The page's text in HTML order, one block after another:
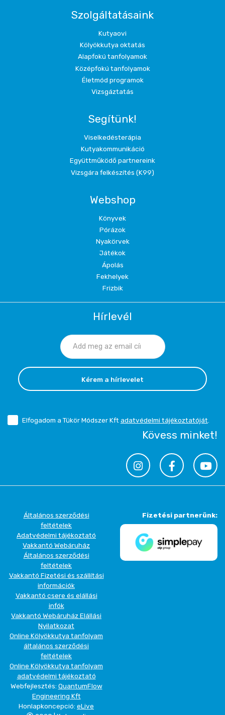
Szolgáltatásaink
Kutyaovi
Kölyökkutya oktatás
Alapfokú tanfolyamok
Középfokú tanfolyamok
Életmód programok
Vizsgáztatás
Segítünk!
Viselkedésterápia
Kutyakommunikáció
Együttműködő partnereink
Vizsgára felkészítés (K99)
Webshop
Könyvek
Pórázok
Nyakörvek
Játékok
Ápolás
Fekhelyek
Frizbik
Hírlevél
Kérem a hírlevelet
Elfogadom a Tükör Módszer Kft adatvédelmi tájékoztatóját
Kövess minket!
Általános szerződési
feltételek
Adatvédelmi tájékoztató
Vakkantó Webáruház
Általános szerződési
feltételek
Vakkantó Fizetési és szállítási
információk
Vakkantó csere és elállási
infók
Vakkantó Webáruház Elállási
Nyilatkozat
Online Kölyökkutya tanfolyam
általános szerződési
feltételek
Online Kölyökkutya tanfolyam
adatvédelmi tájékoztató
Webfejlesztés: QuantumFlow
Engineering Kft
Honlapkoncepció: eLive
Fizetési partnerünk: